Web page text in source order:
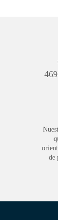
de